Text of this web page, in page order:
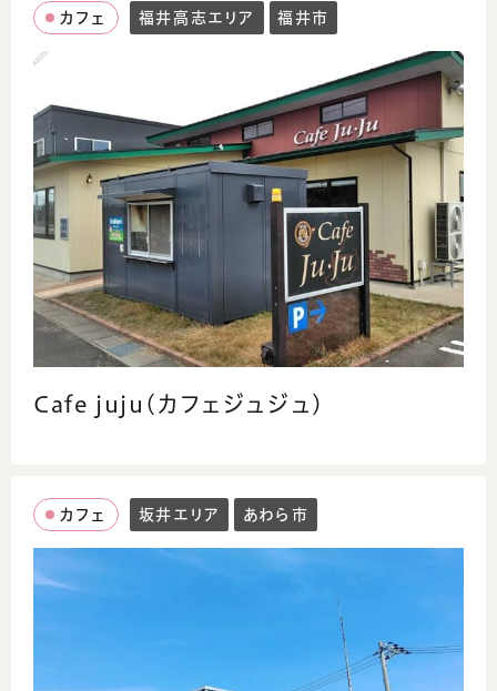
カフェ 福井高志エリア 福井市
Cafe juju(カフェジュジュ)
カフェ 坂井エリア あわら市